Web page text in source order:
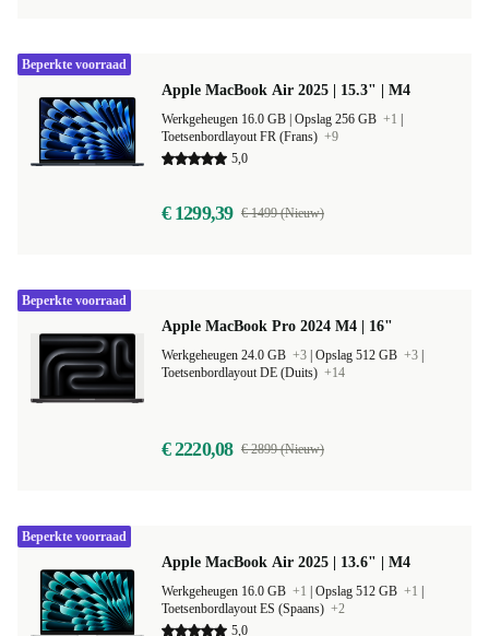
Apple MacBook Air 2025 | 15.3" | M4
Opslag 256 GB +1
Toetsenbordlayout FR (Frans) +9
5,0
€ 1299,39 € 1499 (Nieuw)
Beperkte voorraad
Apple MacBook Pro 2024 M4 | 16"
Werkgeheugen 24.0 GB +3 Opslag 512 GB +3
Toetsenbordlayout DE (Duits) +14
€ 2220,08 € 2899 (Nieuw)
Beperkte voorraad
Apple MacBook Air 2025 | 13.6" | M4
Werkgeheugen 16.0 GB +1 Opslag 512 GB +1
Toetsenbordlayout ES (Spaans) +2
5,0
Beperkte voorraad